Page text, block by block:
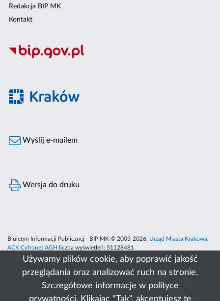
Używamy plików cookie, aby poprawić jakość
przeglądania oraz analizować ruch na stronie.
Szczegółowe informacje w polityce
prywatności. Klikając "Tak", akceptujesz te
Redakcja BIP MK
Kontakt
Wyślij e-mailem
Wersja do druku
Biuletyn Informacji Publicznej - BIP MK © 2003-2026, Urząd Miasta Krakowa,
ACK Cyfronet AGH
liczba wyświetleń: 51128481